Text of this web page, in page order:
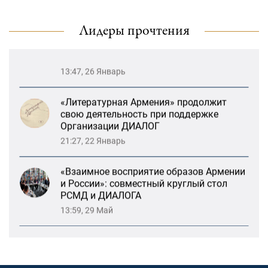
Лидеры прочтения
Ереване
«Литературная Армения» продолжит
свою деятельность при поддержке
Организации ДИАЛОГ
21:27, 22 Январь
«Взаимное восприятие образов Армении
и России»: совместный круглый стол
РСМД и ДИАЛОГА
13:59, 29 Май
Возрождение Степанакертского русского
драматического театра и консолидация